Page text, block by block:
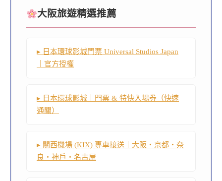
大阪旅遊精選推薦
▸ 日本環球影城門票 Universal Studios Japan
｜官方授權
▸ 日本環球影城｜門票 & 特快入場券（快速
通關）
▸ 關西機場 (KIX) 專車接送｜大阪・京都・奈
良・神戶・名古屋